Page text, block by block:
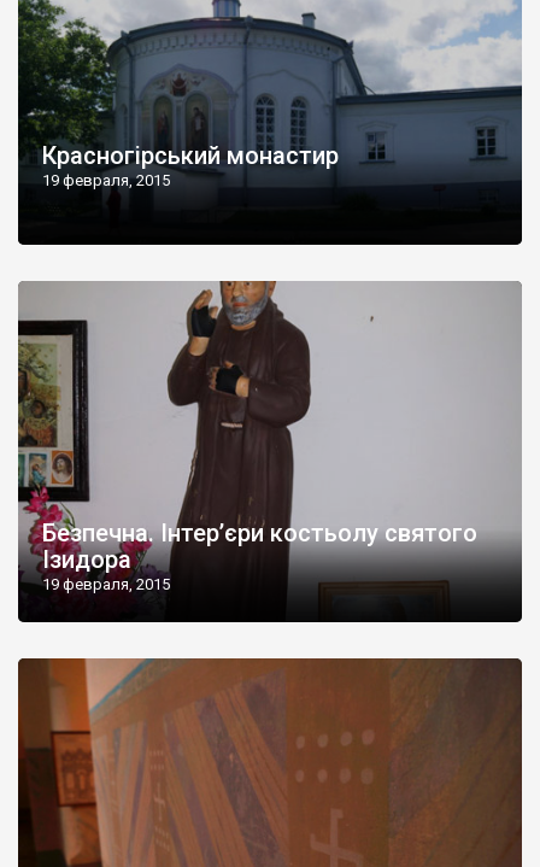
Красногірський монастир
19 февраля, 2015
Безпечна. Інтер’єри костьолу святого
Ізидора
19 февраля, 2015